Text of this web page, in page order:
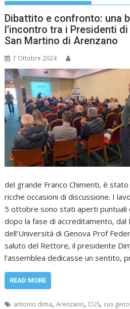
Dibattito e confronto: una
l’incontro tra i Presidenti di
San Martino di Arenzano
7 Ottobre 2024
del grande Franco Chimenti, è
ricche occasioni di discussione. I
5 ottobre sono stati aperti puntuali
dopo la fase di accreditamento,
dell’Università di Genova Prof
saluto del Rettore, il presidente
l’assemblea dedicasse un sentito,
READ MORE
antonio dima,Arenzano, CUS, cus